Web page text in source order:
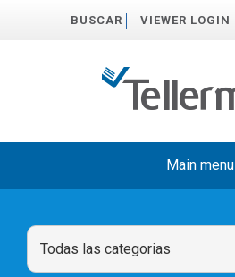
BUSCAR VIEWER LOGIN
Main menu